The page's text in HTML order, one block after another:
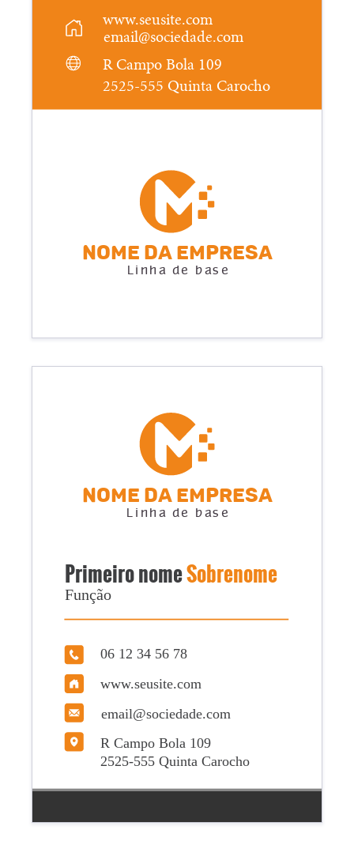
R Campo Bola 109
2525-555 Quinta Carocho
www.seusite.com
email@sociedade.com
Nome da empresa
Linha de base
R Campo Bola 109
2525-555 Quinta Carocho
email@sociedade.com
06 12 34 56 78
www.seusite.com
Função
Primeiro nomeSobrenome
Nome da empresa
Linha de base